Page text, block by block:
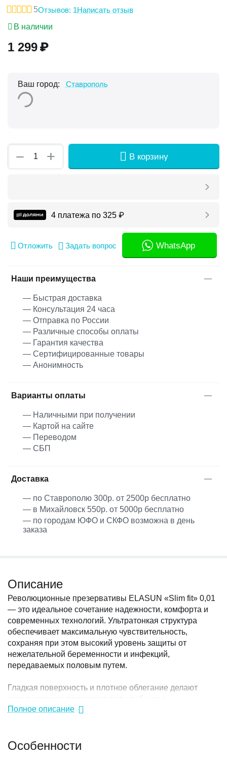
5Отзывов: 1Написать отзыв
В наличии
1 299₽
Ваш город: Ставрополь
+
− В корзину
4 платежа по 325 ₽
Отложить Задать вопрос WhatsApp
Наши преимущества
— Быстрая доставка
— Консультация 24 часа
— Отправка по России
— Различные способы оплаты
— Гарантия качества
— Сертифицированные товары
— Анонимность
Варианты оплаты
— Наличными при получении
— Картой на сайте
— Переводом
— СБП
Доставка
— по Ставрополю 300р. от 2500р бесплатно
— в Михайловск 550р. от 5000р бесплатно
— по городам ЮФО и СКФО возможна в день
заказа
Описание
Революционные презервативы ELASUN «Slim fit» 0,01
— это идеальное сочетание надежности, комфорта и
современных технологий. Ультратонкая структура
обеспечивает максимальную чувствительность,
сохраняя при этом высокий уровень защиты от
нежелательной беременности и инфекций,
передаваемых половым путем.
Гладкая поверхность и плотное облегание делают
использование презервативов удобным и
естественным. Презервативы мгновенно принимают
гиалуроновой кислоты, ее увеличенное количество
Полное описание
Особенности